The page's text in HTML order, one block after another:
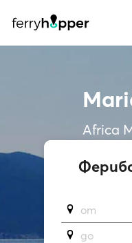
Africa
от
до